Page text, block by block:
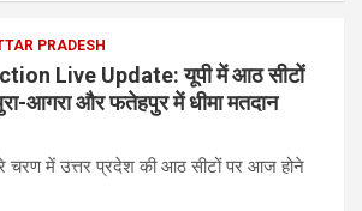
PRADESH
Live Update: यूपी में आठ सीटों
आगरा और फतेहपुर में धीमा मतदान
चरण में उत्तर प्रदेश की आठ सीटों पर आज होने